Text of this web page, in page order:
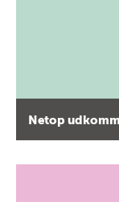
Netop